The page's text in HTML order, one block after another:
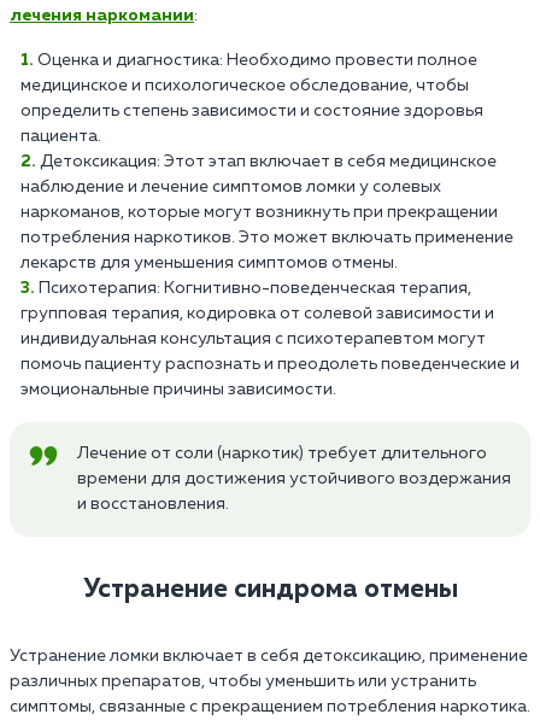
лечения наркомании:
Оценка и диагностика: Необходимо провести полное
медицинское и психологическое обследование, чтобы
определить степень зависимости и состояние здоровья
пациента.
Детоксикация: Этот этап включает в себя медицинское
наблюдение и лечение симптомов ломки у солевых
наркоманов, которые могут возникнуть при прекращении
потребления наркотиков. Это может включать применение
лекарств для уменьшения симптомов отмены.
Психотерапия: Когнитивно-поведенческая терапия,
групповая терапия, кодировка от солевой зависимости и
индивидуальная консультация с психотерапевтом могут
помочь пациенту распознать и преодолеть поведенческие и
эмоциональные причины зависимости.
Лечение от соли (наркотик) требует длительного
времени для достижения устойчивого воздержания
и восстановления.
Устранение синдрома отмены
Устранение ломки включает в себя детоксикацию, применение
различных препаратов, чтобы уменьшить или устранить
симптомы, связанные с прекращением потребления наркотика.